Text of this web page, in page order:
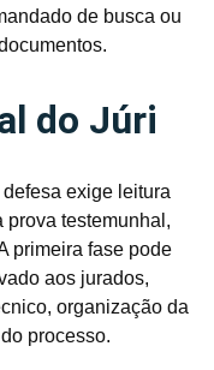
de busca ou
do Júri
exige leitura
prova testemunhal,
primeira fase pode
aos jurados,
organização da
processo.